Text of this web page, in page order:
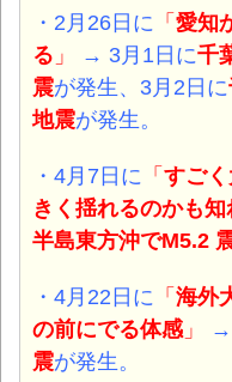
・2月26日に 「 愛知
る 」 → 3月1日に千
震が発生、3月2日に
地震が発生。
・4月7日に 「 すご
きく揺れるのかも
半島東方沖でM5.2
・4月22日に 「 海外
の前にでる体感 」 →
震が発生。